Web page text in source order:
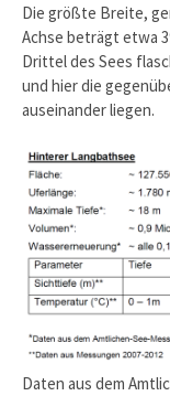
Die größte Breite,
Achse beträgt etwa
Drittel des Sees
und hier die
auseinander liegen.
Daten aus dem